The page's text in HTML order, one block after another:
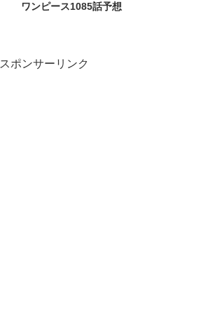
ワンピース1085話予想
スポンサーリンク